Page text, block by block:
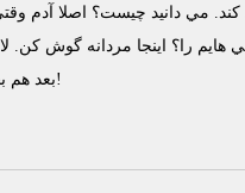
مي دانيد چيست؟ اصلا آدم
را؟ اينجا مردانه گوش كن.
بعد هم بخواب مثل بقيه. آينده براي تو!